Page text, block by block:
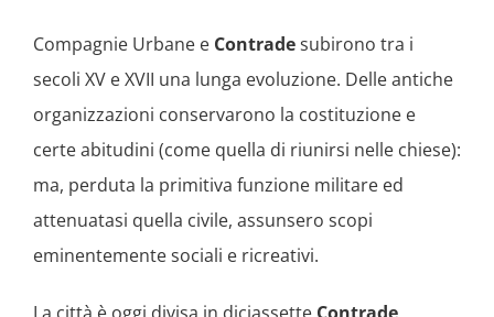
Compagnie Urbane e Contradesubirono tra i
secoli XV e XVII una lunga evoluzione. Delle antiche
organizzazioni conservarono la costituzione e
certe abitudini (come quella di riunirsi nelle chiese):
ma, perduta la primitiva funzione militare ed
attenuatasi quella civile, assunsero scopi
eminentemente sociali e ricreativi.